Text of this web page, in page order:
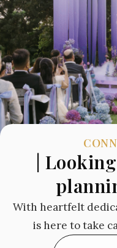
|
With heartfelt
is here to take